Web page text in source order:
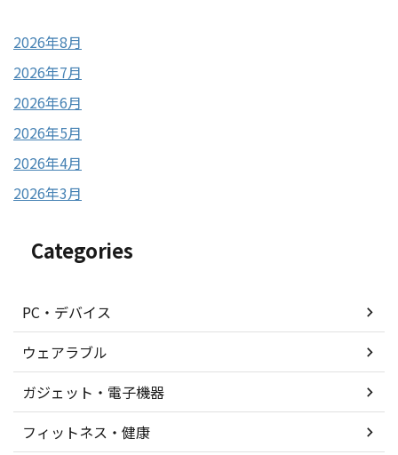
2026年8月
2026年7月
2026年6月
2026年5月
2026年4月
2026年3月
Categories
PC・デバイス
ウェアラブル
ガジェット・電子機器
フィットネス・健康